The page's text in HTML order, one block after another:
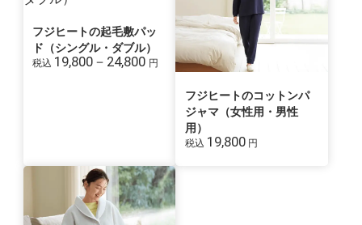
フジヒートの起毛敷パッ
ド（シングル・ダブル）
税込 19,800－24,800 円
フジヒートのコットンパ
ジャマ（女性用・男性
用）
税込 19,800 円